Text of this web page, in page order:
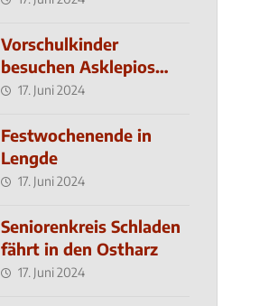
Vorschulkinder
besuchen Asklepios
Klinik
17. Juni 2024
Festwochenende in
Lengde
17. Juni 2024
Seniorenkreis Schladen
fährt in den Ostharz
17. Juni 2024